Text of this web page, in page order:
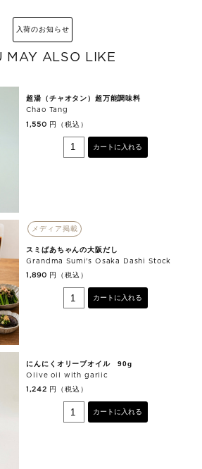
入荷のお知らせ
MAY ALSO LIKE
超湯（チャオタン）超万能調味料
Chao Tang
1,550 円（税込）
カートに入れる
メディア掲載
スミばあちゃんの大阪だし
Grandma Sumi's Osaka Dashi Stock
1,890 円（税込）
カートに入れる
にんにくオリーブオイル 90g
Olive oil with garlic
1,242 円（税込）
カートに入れる